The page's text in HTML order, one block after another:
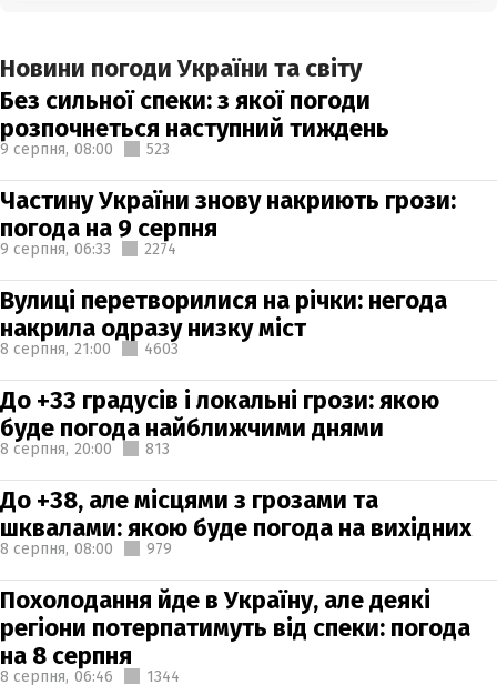
Новини погоди України та світу
Без сильної спеки: з якої погоди
розпочнеться наступний тиждень
9 серпня, 08:00 523
Частину України знову накриють грози:
погода на 9 серпня
9 серпня, 06:33 2274
Вулиці перетворилися на річки: негода
накрила одразу низку міст
8 серпня, 21:00 4603
До +33 градусів і локальні грози: якою
буде погода найближчими днями
8 серпня, 20:00 813
До +38, але місцями з грозами та
шквалами: якою буде погода на вихідних
8 серпня, 08:00 979
Похолодання йде в Україну, але деякі
регіони потерпатимуть від спеки: погода
на 8 серпня
8 серпня, 06:46 1344